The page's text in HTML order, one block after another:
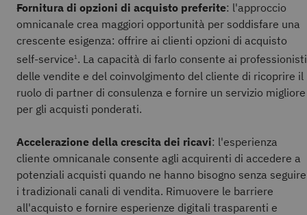
Fornitura di opzioni di acquisto preferite: l'approccio
omnicanale crea maggiori opportunità per soddisfare una
crescente esigenza: offrire ai clienti opzioni di acquisto
self-service1. La capacità di farlo consente ai professionisti
delle vendite e del coinvolgimento del cliente di ricoprire il
ruolo di partner di consulenza e fornire un servizio migliore
per gli acquisti ponderati.
Accelerazione della crescita dei ricavi: l'esperienza
cliente omnicanale consente agli acquirenti di accedere a
potenziali acquisti quando ne hanno bisogno senza seguire
i tradizionali canali di vendita. Rimuovere le barriere
all'acquisto e fornire esperienze digitali trasparenti e